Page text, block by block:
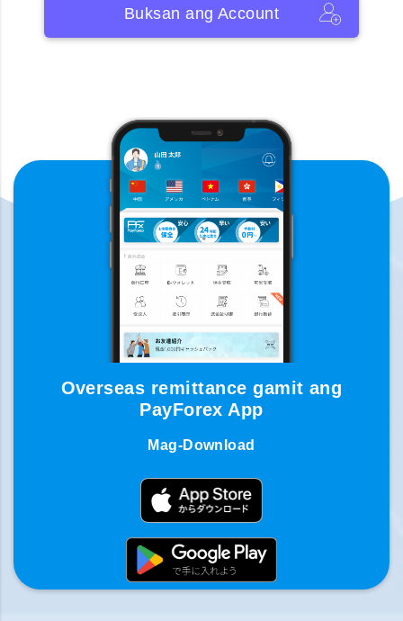
Buksan ang Account
Overseas remittance gamit ang
PayForex App
Mag-Download